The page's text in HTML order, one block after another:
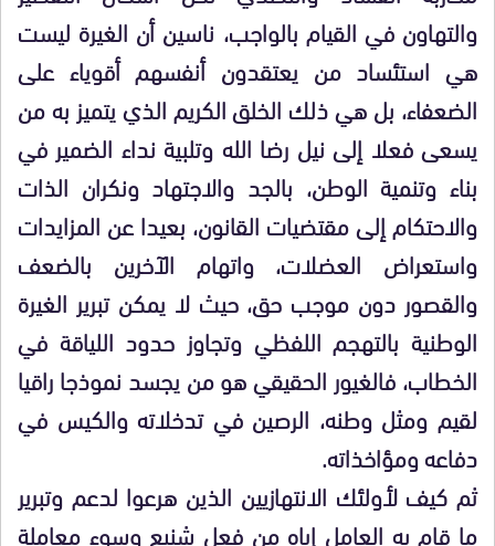
والتهاون في القيام بالواجب، ناسين أن الغيرة ليست
هي استئساد من يعتقدون أنفسهم أقوياء على
الضعفاء، بل هي ذلك الخلق الكريم الذي يتميز به من
يسعى فعلا إلى نيل رضا الله وتلبية نداء الضمير في
بناء وتنمية الوطن، بالجد والاجتهاد ونكران الذات
والاحتكام إلى مقتضيات القانون، بعيدا عن المزايدات
واستعراض العضلات، واتهام الآخرين بالضعف
والقصور دون موجب حق، حيث لا يمكن تبرير الغيرة
الوطنية بالتهجم اللفظي وتجاوز حدود اللياقة في
الخطاب، فالغيور الحقيقي هو من يجسد نموذجا راقيا
لقيم ومثل وطنه، الرصين في تدخلاته والكيس في
دفاعه ومؤاخذاته.
ثم كيف لأولئك الانتهازيين الذين هرعوا لدعم وتبرير
ما قام به العامل إياه من فعل شنيع وسوء معاملة